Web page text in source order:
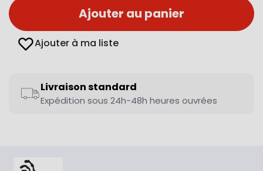
Ajouter au panier
Ajouter à ma liste
Livraison standard
Expédition sous 24h-48h heures ouvrées